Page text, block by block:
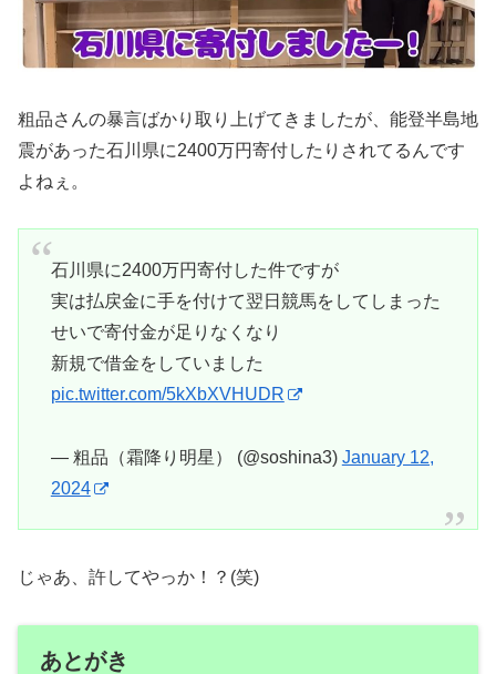
粗品さんの暴言ばかり取り上げてきましたが、能登半島地
震があった石川県に2400万円寄付したりされてるんです
よねぇ。
石川県に2400万円寄付した件ですが
実は払戻金に手を付けて翌日競馬をしてしまった
せいで寄付金が足りなくなり
新規で借金をしていました
pic.twitter.com/5kXbXVHUDR
— 粗品（霜降り明星） (@soshina3) January 12,
2024
じゃあ、許してやっか！？(笑)
あとがき